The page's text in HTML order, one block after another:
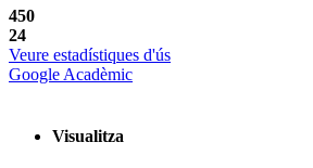
450
24
Veure estadístiques d'ús
Google Acadèmic
Visualitza